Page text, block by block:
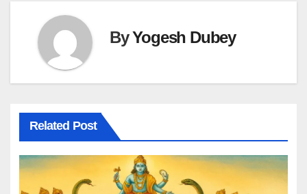
ByYogesh Dubey
Related Post